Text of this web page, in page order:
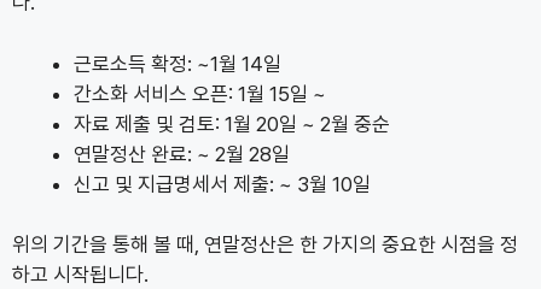
근로소득 확정: ~1월 14일
간소화 서비스 오픈: 1월 15일 ~
자료 제출 및 검토: 1월 20일 ~ 2월 중순
연말정산 완료: ~ 2월 28일
신고 및 지급명세서 제출: ~ 3월 10일
위의 기간을 통해 볼 때, 연말정산은 한 가지의 중요한 시점을 정
하고 시작됩니다.